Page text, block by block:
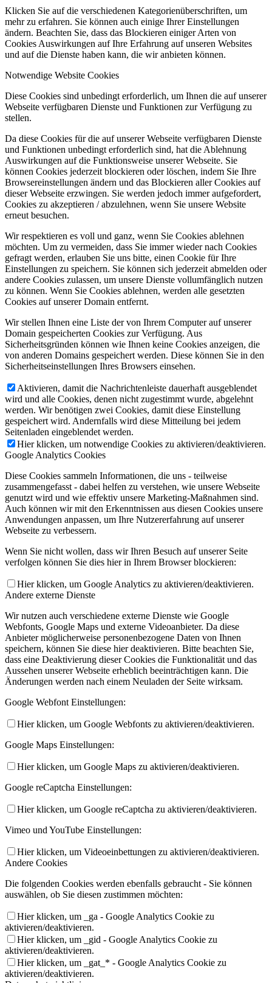
Klicken Sie auf die verschiedenen Kategorienüberschriften, um
mehr zu erfahren. Sie können auch einige Ihrer Einstellungen
ändern. Beachten Sie, dass das Blockieren einiger Arten von
Cookies Auswirkungen auf Ihre Erfahrung auf unseren Websites
und auf die Dienste haben kann, die wir anbieten können.
Notwendige Website Cookies
Diese Cookies sind unbedingt erforderlich, um Ihnen die auf unserer
Webseite verfügbaren Dienste und Funktionen zur Verfügung zu
stellen.
Da diese Cookies für die auf unserer Webseite verfügbaren Dienste
und Funktionen unbedingt erforderlich sind, hat die Ablehnung
Auswirkungen auf die Funktionsweise unserer Webseite. Sie
können Cookies jederzeit blockieren oder löschen, indem Sie Ihre
Browsereinstellungen ändern und das Blockieren aller Cookies auf
dieser Webseite erzwingen. Sie werden jedoch immer aufgefordert,
Cookies zu akzeptieren / abzulehnen, wenn Sie unsere Website
erneut besuchen.
Wir respektieren es voll und ganz, wenn Sie Cookies ablehnen
möchten. Um zu vermeiden, dass Sie immer wieder nach Cookies
gefragt werden, erlauben Sie uns bitte, einen Cookie für Ihre
Einstellungen zu speichern. Sie können sich jederzeit abmelden oder
andere Cookies zulassen, um unsere Dienste vollumfänglich nutzen
zu können. Wenn Sie Cookies ablehnen, werden alle gesetzten
Cookies auf unserer Domain entfernt.
Wir stellen Ihnen eine Liste der von Ihrem Computer auf unserer
Domain gespeicherten Cookies zur Verfügung. Aus
Sicherheitsgründen können wie Ihnen keine Cookies anzeigen, die
von anderen Domains gespeichert werden. Diese können Sie in den
Sicherheitseinstellungen Ihres Browsers einsehen.
Aktivieren, damit die Nachrichtenleiste dauerhaft ausgeblendet
wird und alle Cookies, denen nicht zugestimmt wurde, abgelehnt
werden. Wir benötigen zwei Cookies, damit diese Einstellung
gespeichert wird. Andernfalls wird diese Mitteilung bei jedem
Seitenladen eingeblendet werden.
Hier klicken, um notwendige Cookies zu aktivieren/deaktivieren.
Google Analytics Cookies
Diese Cookies sammeln Informationen, die uns - teilweise
zusammengefasst - dabei helfen zu verstehen, wie unsere Webseite
genutzt wird und wie effektiv unsere Marketing-Maßnahmen sind.
Auch können wir mit den Erkenntnissen aus diesen Cookies unsere
Anwendungen anpassen, um Ihre Nutzererfahrung auf unserer
Webseite zu verbessern.
Wenn Sie nicht wollen, dass wir Ihren Besuch auf unserer Seite
verfolgen können Sie dies hier in Ihrem Browser blockieren:
Hier klicken, um Google Analytics zu aktivieren/deaktivieren.
Andere externe Dienste
Wir nutzen auch verschiedene externe Dienste wie Google
Webfonts, Google Maps und externe Videoanbieter. Da diese
Anbieter möglicherweise personenbezogene Daten von Ihnen
speichern, können Sie diese hier deaktivieren. Bitte beachten Sie,
dass eine Deaktivierung dieser Cookies die Funktionalität und das
Aussehen unserer Webseite erheblich beeinträchtigen kann. Die
Änderungen werden nach einem Neuladen der Seite wirksam.
Google Webfont Einstellungen:
Hier klicken, um Google Webfonts zu aktivieren/deaktivieren.
Google Maps Einstellungen:
Hier klicken, um Google Maps zu aktivieren/deaktivieren.
Google reCaptcha Einstellungen:
Hier klicken, um Google reCaptcha zu aktivieren/deaktivieren.
Vimeo und YouTube Einstellungen:
Hier klicken, um Videoeinbettungen zu aktivieren/deaktivieren.
Andere Cookies
Die folgenden Cookies werden ebenfalls gebraucht - Sie können
auswählen, ob Sie diesen zustimmen möchten:
Hier klicken, um _ga - Google Analytics Cookie zu
aktivieren/deaktivieren.
Hier klicken, um _gid - Google Analytics Cookie zu
aktivieren/deaktivieren.
Hier klicken, um _gat_* - Google Analytics Cookie zu
aktivieren/deaktivieren.